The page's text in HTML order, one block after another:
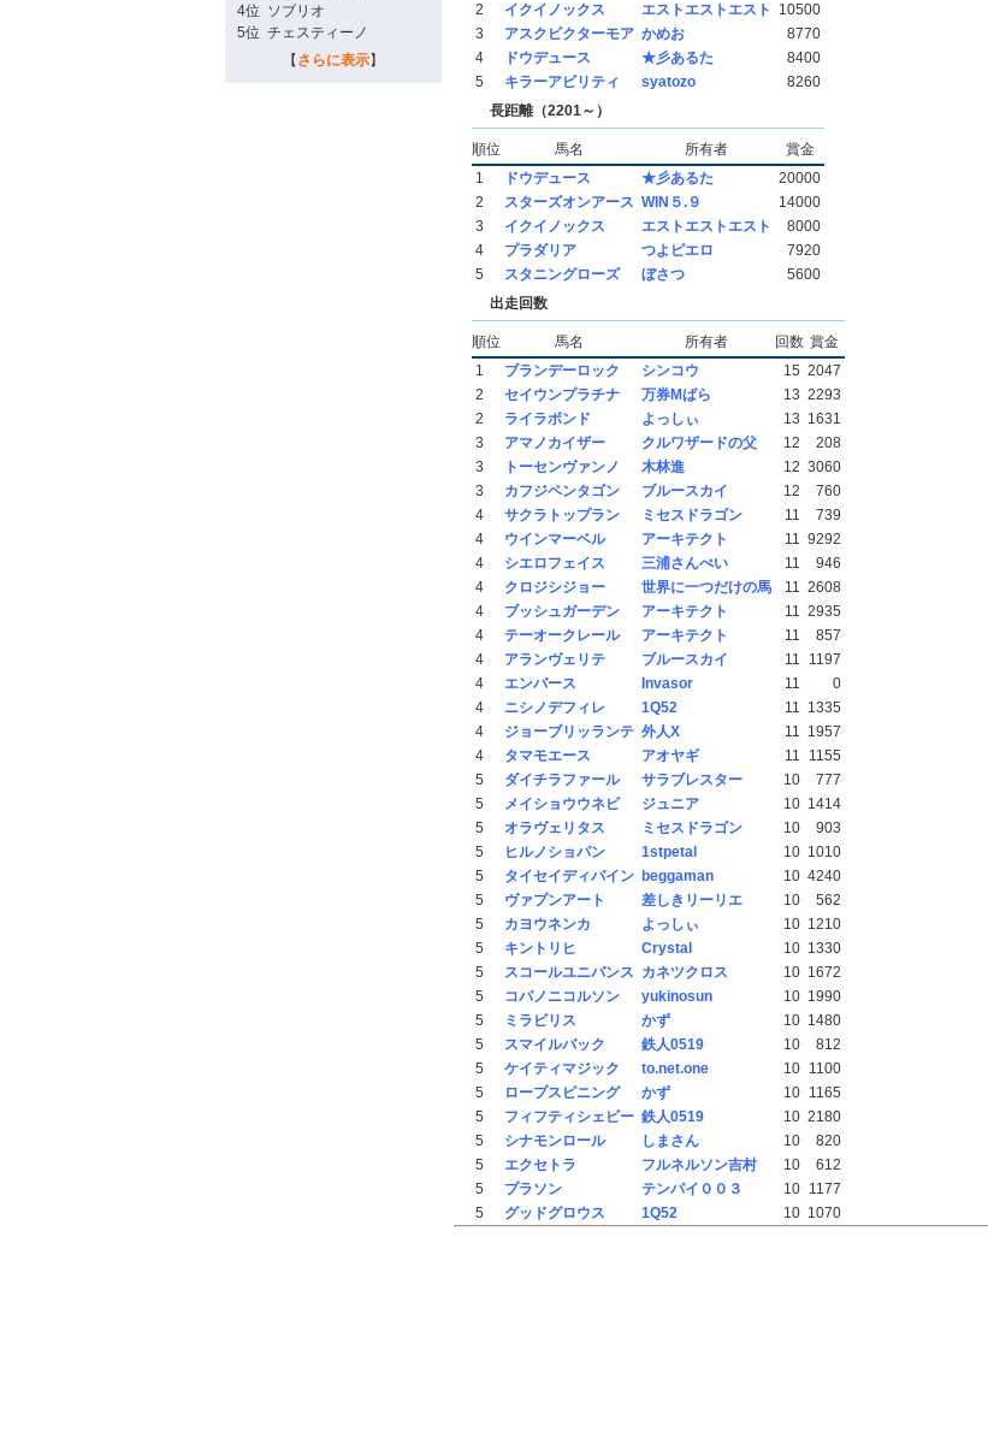
4位 ソブリオ
5位 チェスティーノ
【 さらに表示】
2
イクイノックス エストエストエスト
10500
3
アスクビクターモア かめお
8770
4
ドウデュース ★彡あるた
8400
5
キラーアビリティ syatozo
8260
長距離（2201～）
順位 馬名 所有者
賞金
1
ドウデュース ★彡あるた
20000
2
スターズオンアース WIN５.９
14000
3
イクイノックス エストエストエスト
8000
4
プラダリア つよピエロ
7920
5
スタニングローズ ぼさつ
5600
出走回数
順位 馬名 所有者 回数 賞金
1
ブランデーロック シンコウ 15 2047
2
セイウンプラチナ 万券Mばら 13 2293
2
ライラボンド よっしぃ 13 1631
3
アマノカイザー クルワザードの父 12
208
3
トーセンヴァンノ 木林進 12 3060
3
カフジペンタゴン ブルースカイ 12
760
4
サクラトップラン ミセスドラゴン 11
739
4
ウインマーベル アーキテクト 11 9292
4
シエロフェイス 三浦さんぺい 11
946
4
クロジシジョー 世界に一つだけの馬 11 2608
4
ブッシュガーデン アーキテクト 11 2935
4
テーオークレール アーキテクト 11
857
4
アランヴェリテ ブルースカイ 11
1197
4
エンバース Invasor 11
0
4
ニシノデフィレ 1Q52 11 1335
4
ジョーブリッランテ 外人X 11 1957
4
タマモエース アオヤギ 11
1155
5
ダイチラファール サラブレスター 10
777
5
メイショウウネビ ジュニア 10 1414
5
オラヴェリタス ミセスドラゴン 10
903
5
ヒルノショパン 1stpetal 10 1010
5
タイセイディバイン beggaman 10 4240
5
ヴァプンアート 差しきリーリエ 10
562
5
カヨウネンカ よっしぃ 10 1210
5
キントリヒ Crystal 10 1330
5
スコールユニバンス カネツクロス 10 1672
5
コパノニコルソン yukinosun 10 1990
5
ミラビリス かず 10 1480
5
スマイルバック 鉄人0519 10
812
5
ケイティマジック to.net.one 10 1100
5
ロープスピニング かず 10 1165
5
フィフティシェビー 鉄人0519 10 2180
5
シナモンロール しまさん 10
820
5
エクセトラ フルネルソン吉村 10
612
5
プラソン テンパイ００３ 10 1177
5
グッドグロウス 1Q52 10 1070